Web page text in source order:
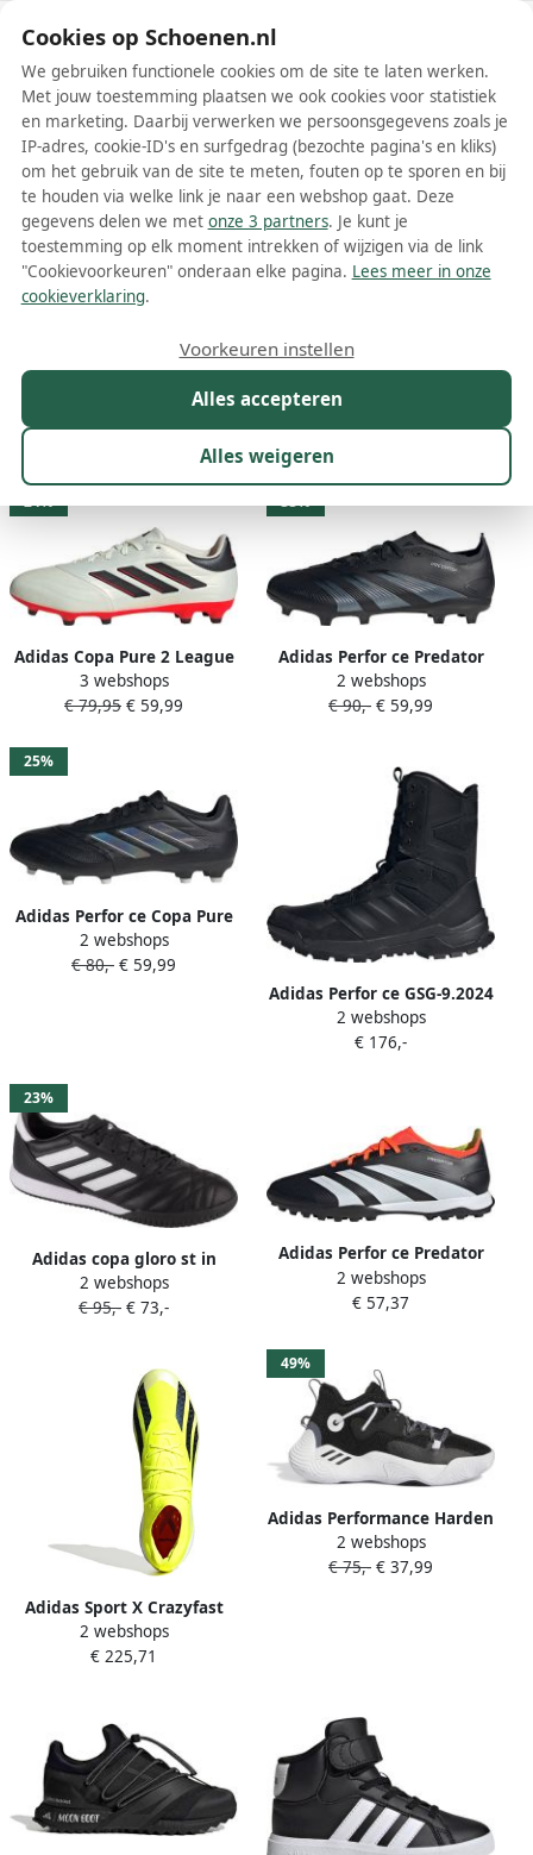
Schoenen.nl
Wis filters Alle filters
Zwarte Adidas dames laarzen
Meer lezen
Model Kleur
29 resultaten:
24%
Adidas Copa Pure 2 League
FG Ivory Core Black Solar
Red- Ivory Core Black Solar
3 webshops
€ 79,95 € 59,99
33%
Adidas Perfor ce Predator
League FG senior
voetbalschoenen zwart
2 webshops
€ 90,- € 59,99
25%
Adidas Perfor ce Copa Pure
2 Leaugue senior
voetbalschoenen zwart
2 webshops
€ 80,- € 59,99
Adidas Perfor ce GSG-9.2024
Laarzen met Rits Unisex
Zwart
2 webshops
€ 176,-
23%
Adidas copa gloro st in
Zaalvoetbal schoen Black
Black White
2 webshops
€ 95,- € 73,-
Adidas Perfor ce Predator
24 League Low Turf
Voetbalschoenen Unisex
2 webshops
€ 57,37
Adidas Sport X Crazyfast
Elite Fg Voetbalschoenen
Sportwear Volwassen
2 webshops
€ 225,71
49%
Adidas Performance Harden
Stepback 3 J De schoenen
van het basketbal
2 webshops
€ 75,- € 37,99
Cookies op Schoenen.nl
We gebruiken functionele cookies om de site te laten werken.
Met jouw toestemming plaatsen we ook cookies voor statistiek
en marketing. Daarbij verwerken we persoonsgegevens zoals je
IP-adres, cookie-ID's en surfgedrag (bezochte pagina's en kliks)
om het gebruik van de site te meten, fouten op te sporen en bij
te houden via welke link je naar een webshop gaat. Deze
gegevens delen we met onze 3 partners. Je kunt je
toestemming op elk moment intrekken of wijzigen via de link
"Cookievoorkeuren" onderaan elke pagina. Lees meer in onze
cookieverklaring.
Alles accepteren
Alles weigeren
Voorkeuren instellen